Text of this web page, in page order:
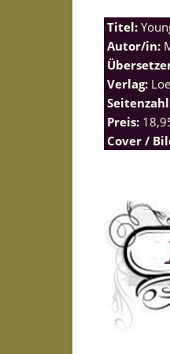
Titel:
Autor/in:
Verlag:
Preis:
Cover /